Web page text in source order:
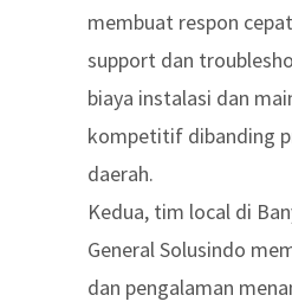
membuat respon
support dan
biaya instalasi dan
kompetitif dibanding
daerah.
Kedua, tim local di
General Solusindo
dan pengalaman